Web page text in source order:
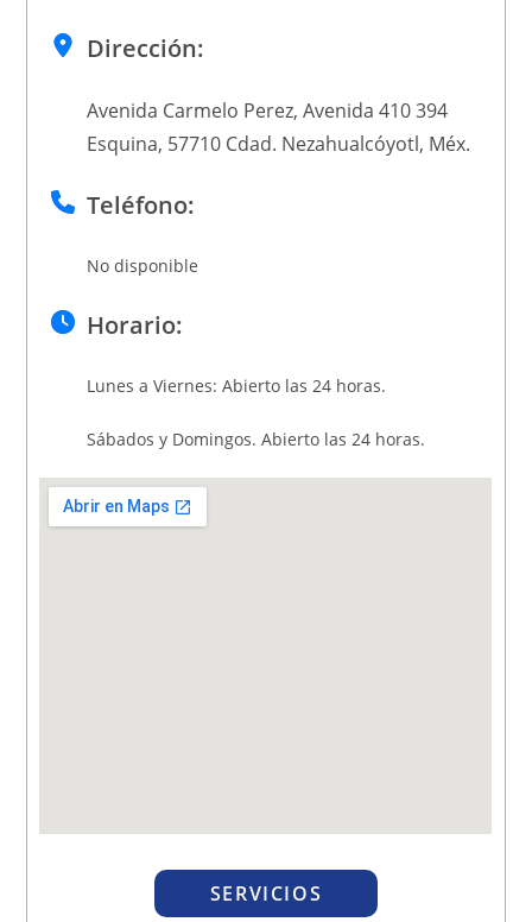
Dirección:
Avenida Carmelo Perez, Avenida 410 394
Esquina, 57710 Cdad. Nezahualcóyotl, Méx.
Teléfono:
No disponible
Horario:
Lunes a Viernes: Abierto las 24 horas.
Sábados y Domingos. Abierto las 24 horas.
SERVICIOS